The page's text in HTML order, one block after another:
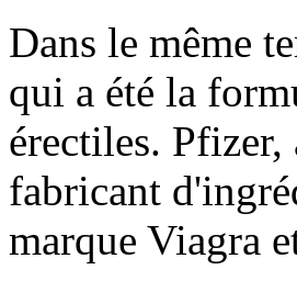
Dans le même
qui a été la
érectiles.
fabricant
marque Viagra